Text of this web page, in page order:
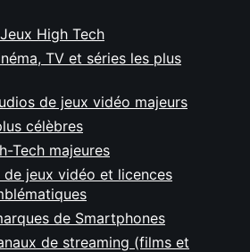
High Tech
TV et séries les plus
de jeux vidéo majeurs
célèbres
Tech majeures
de jeux vidéo et licences
de Smartphones
de streaming (films et